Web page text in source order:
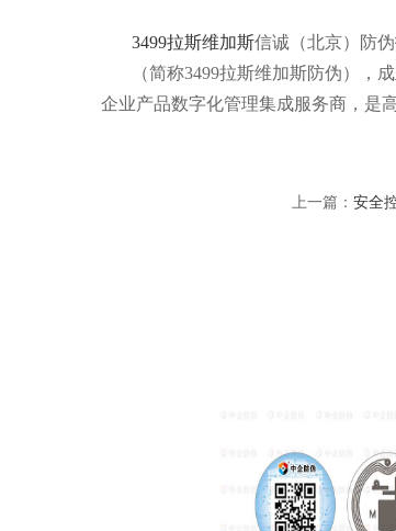
3499拉斯维加斯信诚（北京）防
（简称3499拉斯维加斯防伪），
企业产品数字化管理集成服务商，是
上一篇： 安全